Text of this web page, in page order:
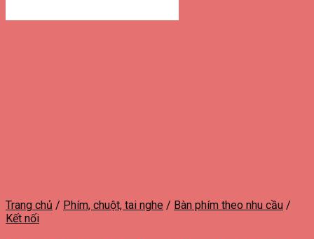
Trang chủ / Phím, chuột, tai nghe / Bàn phím theo nhu cầu /
Kết nối